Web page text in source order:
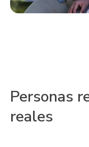
Personas
reales